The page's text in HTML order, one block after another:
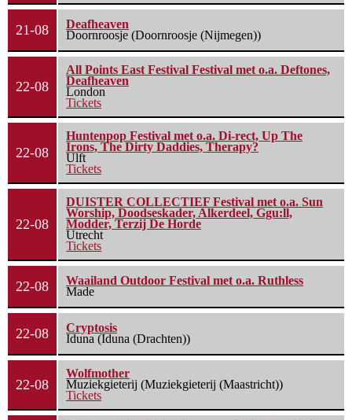
21-08
Deafheaven
Doornroosje (Doornroosje (Nijmegen))
22-08
All Points East Festival Festival met o.a. Deftones,
Deafheaven
London
Tickets
22-08
Huntenpop Festival met o.a. Di-rect, Up The
Irons, The Dirty Daddies, Therapy?
Ulft
Tickets
22-08
DUISTER COLLECTIEF Festival met o.a. Sun
Worship, Doodseskader, Alkerdeel, Ggu:ll,
Modder, Terzij De Horde
Utrecht
Tickets
22-08
Waailand Outdoor Festival met o.a. Ruthless
Made
22-08
Cryptosis
Iduna (Iduna (Drachten))
22-08
Wolfmother
Muziekgieterij (Muziekgieterij (Maastricht))
Tickets